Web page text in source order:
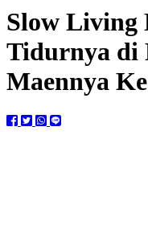
Slow Living
Tidurnya di
Maennya